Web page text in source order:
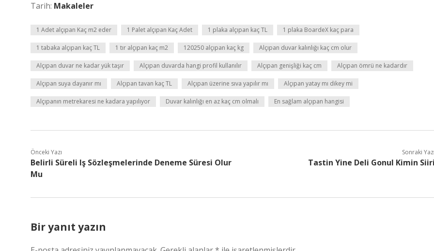
Tarih: Makaleler
1 Adet alçıpan Kaç m2 eder 1 Palet alçıpan Kaç Adet 1 plaka alçıpan kaç TL 1 plaka BoardeX kaç para
1 tabaka alçıpan kaç TL 1 tır alçıpan kaç m2 120250 alçıpan kaç kg Alçıpan duvar kalınlığı kaç cm olur
Alçıpan duvar ne kadar yük taşır Alçıpan duvarda hangi profil kullanılır Alçıpan genişliği kaç cm Alçıpan ömrü ne kadardır
Alçıpan suya dayanır mı Alçıpan tavan kaç TL Alçıpan üzerine sıva yapılır mı Alçıpan yatay mı dikey mi
Alçıpanın metrekaresi ne kadara yapılıyor Duvar kalınlığı en az kaç cm olmalı En sağlam alçıpan hangisi
Önceki Yazı
Belirli Süreli Iş Sözleşmelerinde Deneme Süresi Olur
Mu
Sonraki Yazı
Tastin Yine Deli Gonul Kimin Siiri
Bir yanıt yazın